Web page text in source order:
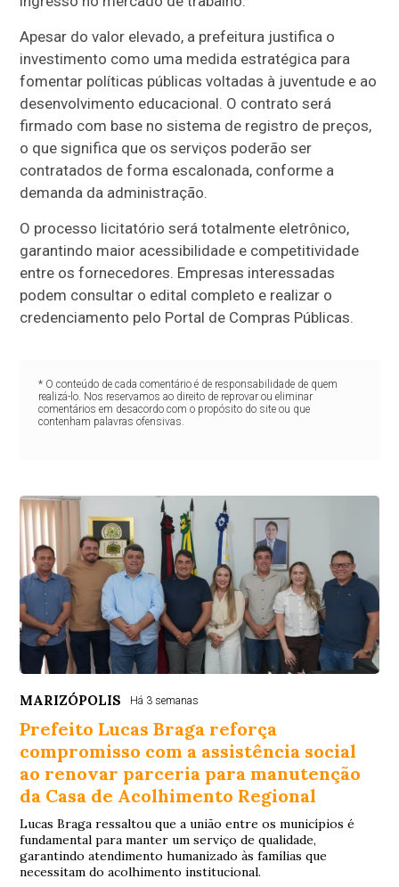
Apesar do valor elevado, a prefeitura justifica o
investimento como uma medida estratégica para
fomentar políticas públicas voltadas à juventude e ao
desenvolvimento educacional. O contrato será
firmado com base no sistema de registro de preços,
o que significa que os serviços poderão ser
contratados de forma escalonada, conforme a
demanda da administração.
O processo licitatório será totalmente eletrônico,
garantindo maior acessibilidade e competitividade
entre os fornecedores. Empresas interessadas
podem consultar o edital completo e realizar o
credenciamento pelo Portal de Compras Públicas.
* O conteúdo de cada comentário é de responsabilidade de quem
realizá-lo. Nos reservamos ao direito de reprovar ou eliminar
comentários em desacordo com o propósito do site ou que
contenham palavras ofensivas.
MARIZÓPOLIS Há 3 semanas
Prefeito Lucas Braga reforça
compromisso com a assistência social
ao renovar parceria para manutenção
da Casa de Acolhimento Regional
Lucas Braga ressaltou que a união entre os municípios é
fundamental para manter um serviço de qualidade,
garantindo atendimento humanizado às famílias que
necessitam do acolhimento institucional.